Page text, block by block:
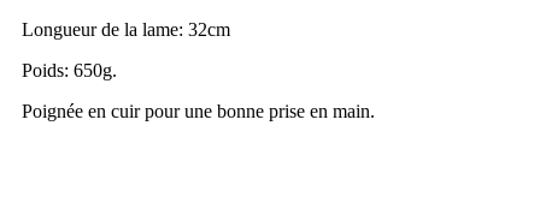
Longueur de la lame: 32cm
Poids: 650g.
Poignée en cuir pour une bonne prise en main.